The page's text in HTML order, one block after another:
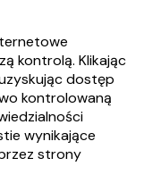
kontrolą. Klikając
dostęp
kontrolowaną
wynikające
strony